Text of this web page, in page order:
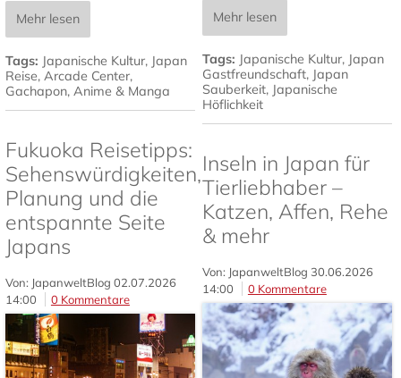
Mehr lesen
Tags: Japanische Kultur, Japan
Gastfreundschaft, Japan
Sauberkeit, Japanische
Höflichkeit
Mehr lesen
Tags: Japanische Kultur, Japan
Reise, Arcade Center,
Gachapon, Anime & Manga
Fukuoka Reisetipps:
Sehenswürdigkeiten,
Planung und die
entspannte Seite
Japans
Von: JapanweltBlog 02.07.2026
14:00
0 Kommentare
Inseln in Japan für
Tierliebhaber –
Katzen, Affen, Rehe
& mehr
Von: JapanweltBlog 30.06.2026
14:00
0 Kommentare